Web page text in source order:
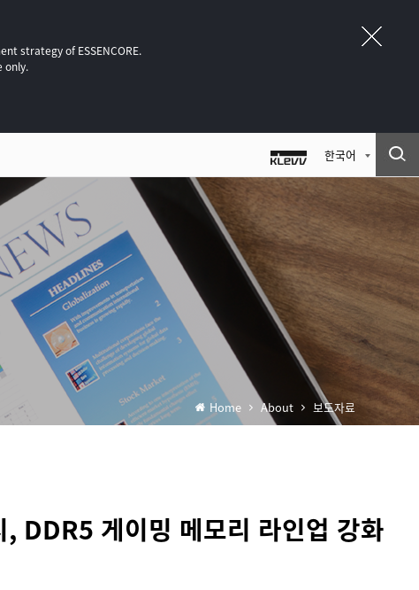
strategy of ESSENCORE.
only.
한국어
Home About 보도자료
DDR5 게이밍 메모리 라인업 강화